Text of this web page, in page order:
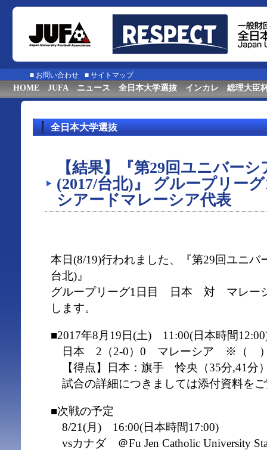
■ お問い合わせ ■ サイトマップ
HOME JUFA ニュース 全日本大学選抜 インカレ 総理大臣
全日本大学選抜
【結果】『第29回ユニバー
(2017/台北)』 グループリー
シアードマレーシア代表
本日(8/19)行われました、『第29回ユニバ
台北)』
グループリーグ1日目 日本 対 マレー
します。
■2017年8月19日(土) 11:00(日本時間
日本 2（2-0）0 マレーシア ※（ ）
【得点】日本：旗手 怜央（35分,41分
試合の詳細につきましては添付資料を
■次戦の予定
8/21(月) 16:00(日本時間17:00)
vsカナダ ＠Fu Jen Catholic University